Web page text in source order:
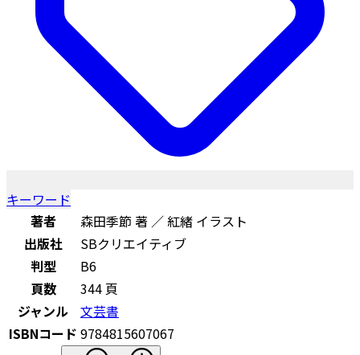
キーワード
著者
森田季節 著 ／ 紅緒 イラスト
出版社
SBクリエイティブ
判型
B6
頁数
344 頁
ジャンル
文芸書
ISBNコード 9784815607067